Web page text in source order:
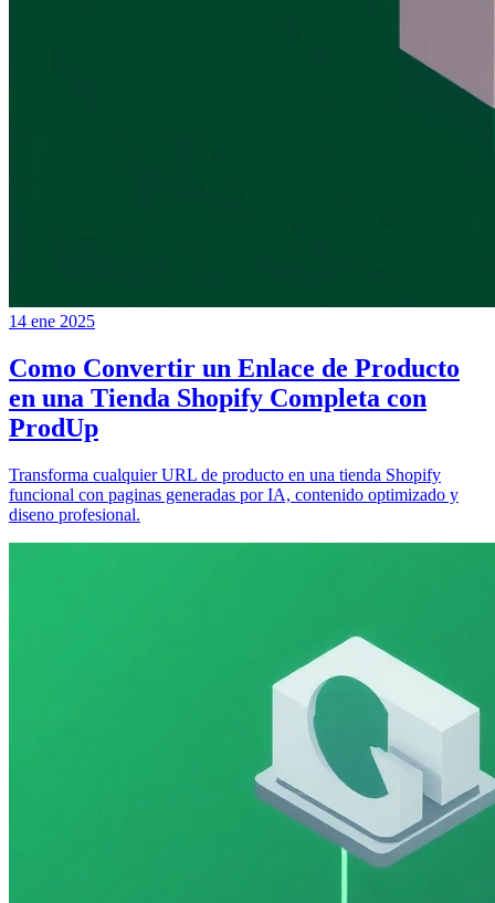
14 ene 2025
Como Convertir un Enlace de Producto
en una Tienda Shopify Completa con
ProdUp
Transforma cualquier URL de producto en una tienda Shopify
funcional con paginas generadas por IA, contenido optimizado y
diseno profesional.